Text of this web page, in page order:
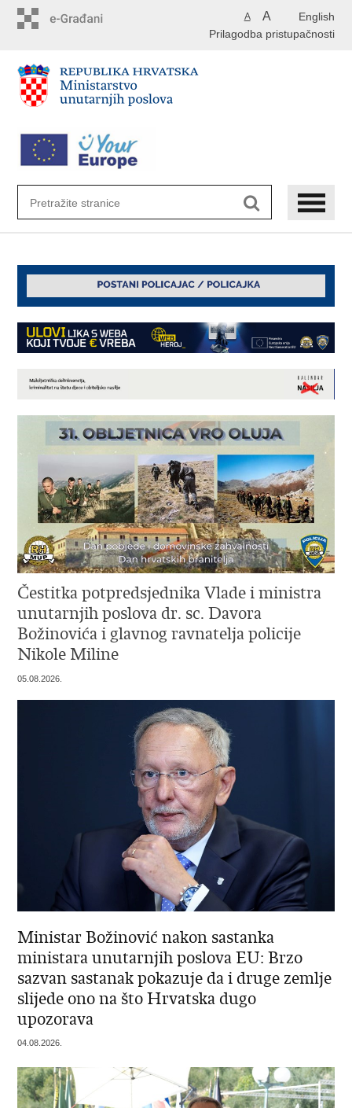
English
A A
Prilagodba pristupačnosti
Čestitka potpredsjednika Vlade i ministra
unutarnjih poslova dr. sc. Davora
Božinovića i glavnog ravnatelja policije
Nikole Miline
05.08.2026.
Ministar Božinović nakon sastanka
ministara unutarnjih poslova EU: Brzo
sazvan sastanak pokazuje da i druge zemlje
slijede ono na što Hrvatska dugo
upozorava
04.08.2026.